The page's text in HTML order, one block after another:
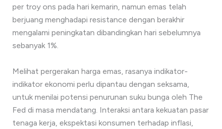
per troy ons pada hari kemarin, namun emas telah
berjuang menghadapi resistance dengan berakhir
mengalami peningkatan dibandingkan hari sebelumnya
sebanyak 1%.
Melihat pergerakan harga emas, rasanya indikator-
indikator ekonomi perlu dipantau dengan seksama,
untuk menilai potensi penurunan suku bunga oleh The
Fed di masa mendatang. Interaksi antara kekuatan pasar
tenaga kerja, ekspektasi konsumen terhadap inflasi,